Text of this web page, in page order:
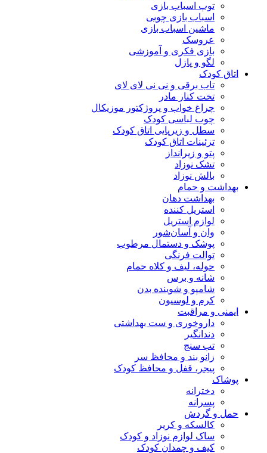
توپ اسباب بازی
اسباب بازی چوبی
ماشین اسباب بازی
عروسک
بازی فکری و آموزشی
لگو و پازل
اتاق کودک
تاب برقی و نی نی لای لای
تخت کنار مادر
چراغ خواب و پروژکتور موزیکال
چوب لباسی کودک
سطل و زیرپایی اتاق کودک
تزئینات اتاق کودک
پتو و زیرانداز
تشک نوزاد
بالش نوزاد
بهداشت و حمام
بهداشت دهان
استریل کننده
لوازم استریل
وان و آسان‌شور
پوشک و دستمال مرطوب
توالت فرنگی
حوله، لیف و کلاه حمام
شانه و برس
شامپو و شوینده بدن
کرم و لوسیون
ایمنی و مراقبت
داروخوری و ست بهداشتی
دندانگیر
تب‌ سنج
زانو بند و محافظ سر
پیجر، قفل و محافظ کودک
پوشاک
دخترانه
پسرانه
حمل و گردش
کالسکه و کریر
ساک لوازم نوزاد و کودک
کیف و چمدان کودک